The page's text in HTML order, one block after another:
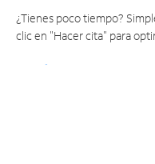
¿Tienes poco tiempo?
clic en "Hacer cita" para